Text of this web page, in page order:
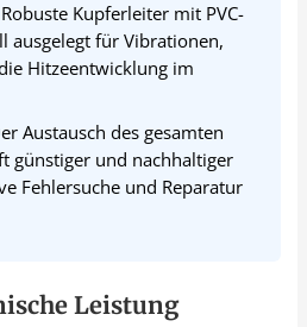
Robuste Kupferleiter mit PVC-
ausgelegt für Vibrationen,
Hitzeentwicklung im
Austausch des gesamten
günstiger und nachhaltiger
Fehlersuche und Reparatur
Leistung